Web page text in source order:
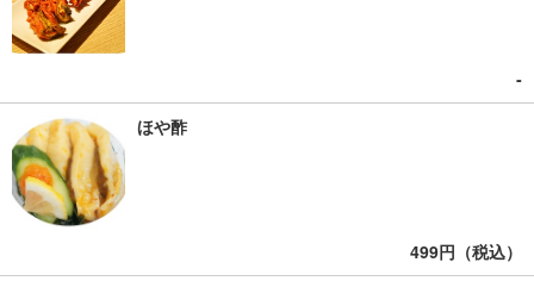
‐
ほや酢
499円（税込）